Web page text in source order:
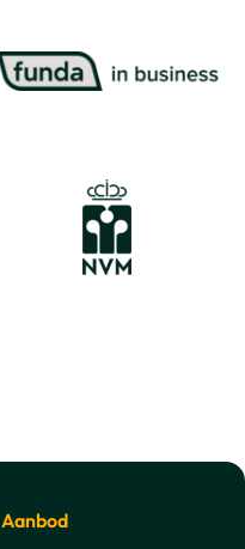
Aanbod